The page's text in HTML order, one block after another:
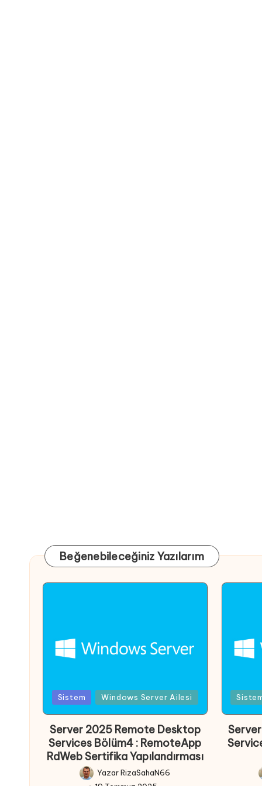
Beğenebileceğiniz Yazılarım
Posted
Sistem Windows Server Ailesi
Server 2025 Remote Desktop
Services Bölüm4 : RemoteApp
RdWeb Sertifika Yapılandırması
Posted
YazarRizaSahaN66
Posted